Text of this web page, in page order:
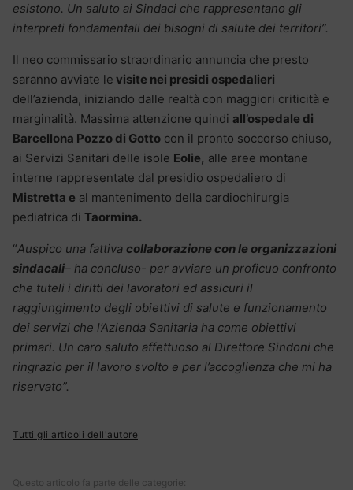
esistono. Un saluto ai Sindaci che rappresentano gli
interpreti fondamentali dei bisogni di salute dei territori”.
Il neo commissario straordinario annuncia che presto
saranno avviate le visite nei presidi ospedalieri
dell’azienda, iniziando dalle realtà con maggiori criticità e
marginalità. Massima attenzione quindi all’ospedale di
Barcellona Pozzo di Gotto con il pronto soccorso chiuso,
ai Servizi Sanitari delle isole Eolie, alle aree montane
interne rappresentate dal presidio ospedaliero di
Mistretta e al mantenimento della cardiochirurgia
pediatrica di Taormina.
“Auspico una fattiva collaborazione con le organizzazioni
sindacali– ha concluso- per avviare un proficuo confronto
che tuteli i diritti dei lavoratori ed assicuri il
raggiungimento degli obiettivi di salute e funzionamento
dei servizi che l’Azienda Sanitaria ha come obiettivi
primari. Un caro saluto affettuoso al Direttore Sindoni che
ringrazio per il lavoro svolto e per l’accoglienza che mi ha
riservato”.
Tutti gli articoli dell'autore
Questo articolo fa parte delle categorie: